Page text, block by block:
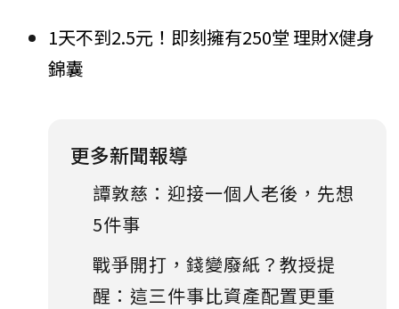
1天不到2.5元！即刻擁有250堂 理財X健身
錦囊
更多新聞報導
譚敦慈：迎接一個人老後，先想
5件事
戰爭開打，錢變廢紙？教授提
醒：這三件事比資產配置更重